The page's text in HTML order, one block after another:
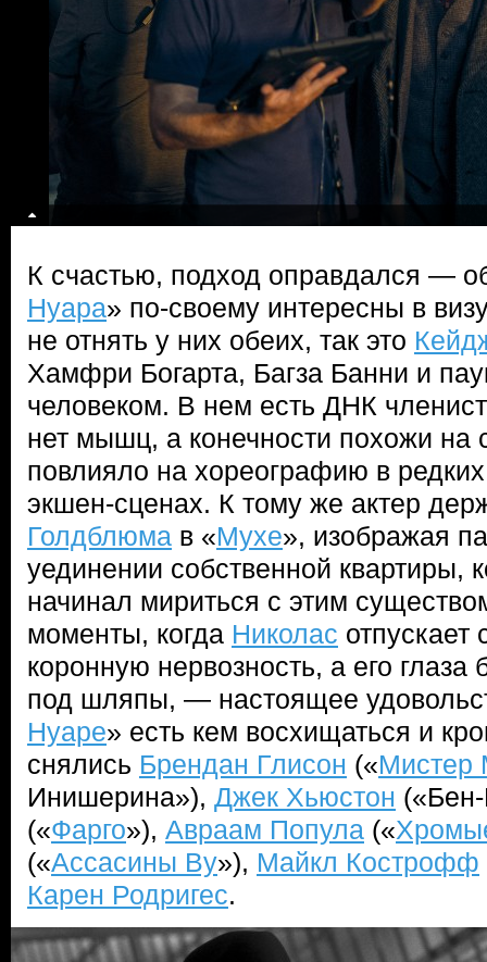
К счастью, подход оправдался —
Нуара» по-своему интересны в
не отнять у них обеих, так это
Хамфри Богарта, Багза Банни и
человеком. В нем есть ДНК
нет мышц, а конечности похожи на
повлияло на хореографию в
экшен-сценах. К тому же актер
Голдблюма в «Мухе», изображая
уединении собственной квартиры,
начинал мириться с этим
моменты, когда Николас
коронную нервозность, а его
под шляпы, — настоящее
Нуаре» есть кем восхищаться и
снялись Брендан Глисон («Мистер
Инишерина»), Джек Хьюстон
(«Фарго»), Авраам Попула («
(«Ассасины Ву»), Майкл Кострофф
Карен Родригес.